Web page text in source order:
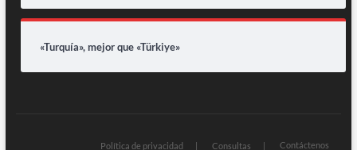
«Turquía», mejor que «Türkiye»
Política de privacidad Consultas Contáctenos